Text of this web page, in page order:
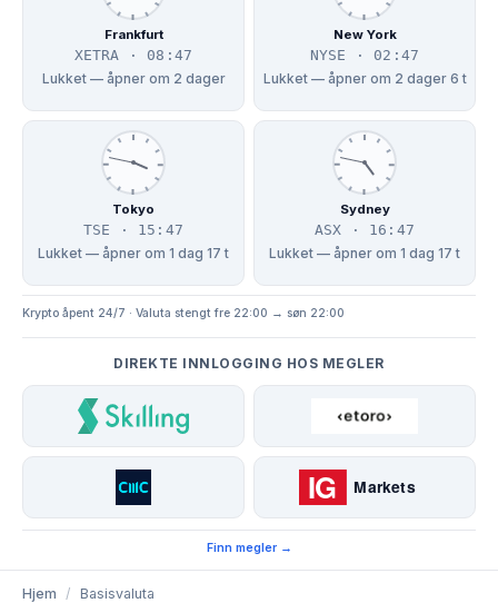
Frankfurt
XETRA · 08:47
Lukket — åpner om 2 dager
New York
NYSE · 02:47
Lukket — åpner om 2 dager 6 t
Tokyo
TSE · 15:47
Lukket — åpner om 1 dag 17 t
Sydney
ASX · 16:47
Lukket — åpner om 1 dag 17 t
Krypto åpent 24/7 · Valuta stengt fre 22:00 → søn 22:00
DIREKTE INNLOGGING HOS MEGLER
Finn megler →
Hjem / Basisvaluta